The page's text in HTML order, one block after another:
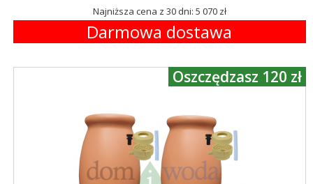
Najniższa cena z 30 dni: 5 070 zł
Darmowa dostawa
Oszczędzasz 120 zł